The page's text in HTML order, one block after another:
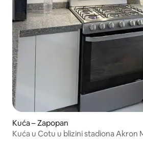
Kuća – Zapopan
Kuća u Cotu u blizini stadiona Akron